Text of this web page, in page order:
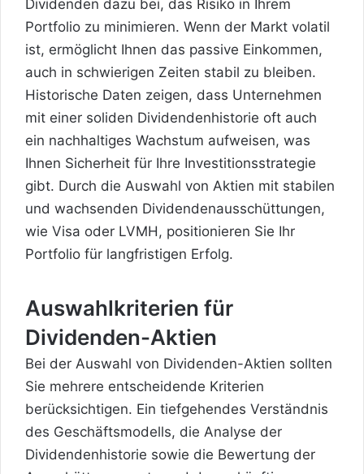
Dividenden dazu bei, das Risiko in Ihrem
Portfolio zu minimieren. Wenn der Markt volatil
ist, ermöglicht Ihnen das passive Einkommen,
auch in schwierigen Zeiten stabil zu bleiben.
Historische Daten zeigen, dass Unternehmen
mit einer soliden Dividendenhistorie oft auch
ein nachhaltiges Wachstum aufweisen, was
Ihnen Sicherheit für Ihre Investitionsstrategie
gibt. Durch die Auswahl von Aktien mit stabilen
und wachsenden Dividendenausschüttungen,
wie Visa oder LVMH, positionieren Sie Ihr
Portfolio für langfristigen Erfolg.
Auswahlkriterien für
Dividenden-Aktien
Bei der Auswahl von Dividenden-Aktien sollten
Sie mehrere entscheidende Kriterien
berücksichtigen. Ein tiefgehendes Verständnis
des Geschäftsmodells, die Analyse der
Dividendenhistorie sowie die Bewertung der